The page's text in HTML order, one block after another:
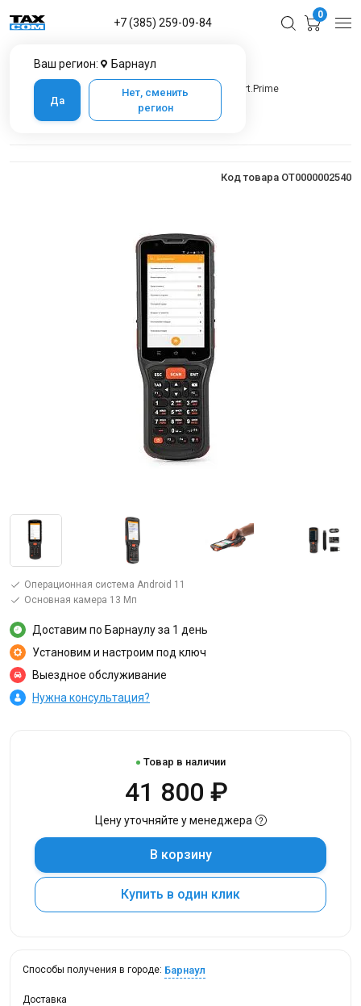
Ваш регион: Барнаул
Да
Нет, сменить
регион
+7 (385) 259-09-84
0
Терминалы сбора данных (ТСД)
ТСД АТОЛ Smart.Prime
ТСД АТОЛ Smart.Prime
Код товара OT0000002540
Операционная система Android 11
Основная камера 13 Мп
Доставим по Барнаулу за 1 день
Установим и настроим под ключ
Выездное обслуживание
Нужна консультация?
Товар в наличии
41 800 ₽
Цену уточняйте у менеджера
В корзину
Купить в один клик
Способы получения в городе: Барнаул
Доставка